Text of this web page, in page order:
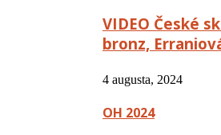
VIDEO České
bronz,
4 augusta, 2024
OH 2024